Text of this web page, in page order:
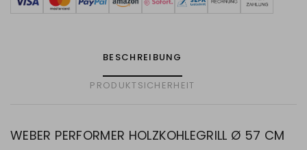
BESCHREIBUNG
PRODUKTSICHERHEIT
WEBER PERFORMER HOLZKOHLEGRILL Ø 57 CM